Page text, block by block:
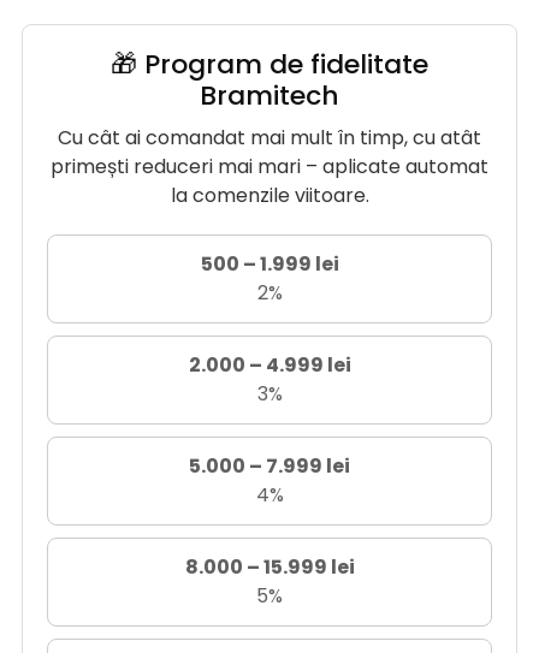
🎁 Program de fidelitate
Bramitech
Cu cât ai comandat mai mult în timp, cu atât
primești reduceri mai mari – aplicate automat
la comenzile viitoare.
500 – 1.999 lei
2%
2.000 – 4.999 lei
3%
5.000 – 7.999 lei
4%
8.000 – 15.999 lei
5%